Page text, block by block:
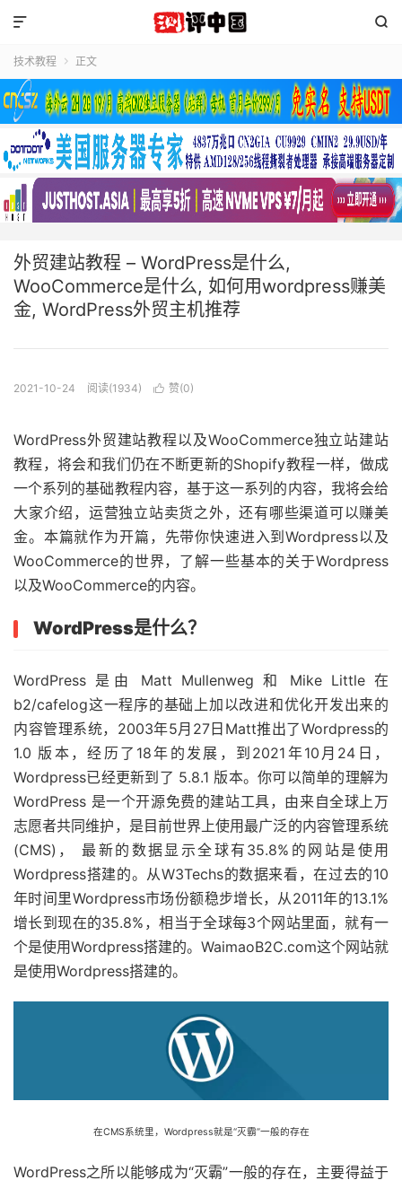


技术教程  正文
外贸建站教程 – WordPress是什么,
WooCommerce是什么, 如何用wordpress赚美
金, WordPress外贸主机推荐
2021-10-24 阅读(1934)  赞(0)
WordPress外贸建站教程以及WooCommerce独立站建站
教程，将会和我们仍在不断更新的Shopify教程一样，做成
一个系列的基础教程内容，基于这一系列的内容，我将会给
大家介绍，运营独立站卖货之外，还有哪些渠道可以赚美
金。本篇就作为开篇，先带你快速进入到Wordpress以及
WooCommerce的世界，了解一些基本的关于Wordpress
以及WooCommerce的内容。
WordPress是什么？
WordPress 是由 Matt Mullenweg 和 Mike Little 在
b2/cafelog这一程序的基础上加以改进和优化开发出来的
内容管理系统，2003年5月27日Matt推出了Wordpress的
1.0 版本，经历了18年的发展，到2021年10月24日，
Wordpress已经更新到了 5.8.1 版本。你可以简单的理解为
WordPress 是一个开源免费的建站工具，由来自全球上万
志愿者共同维护，是目前世界上使用最广泛的内容管理系统
(CMS)， 最新的数据显示全球有35.8%的网站是使用
Wordpress搭建的。从W3Techs的数据来看，在过去的10
年时间里Wordpress市场份额稳步增长，从2011年的13.1%
增长到现在的35.8%，相当于全球每3个网站里面，就有一
个是使用Wordpress搭建的。WaimaoB2C.com这个网站就
是使用Wordpress搭建的。
在CMS系统里，Wordpress就是“灭霸”一般的存在
WordPress之所以能够成为“灭霸”一般的存在，主要得益于